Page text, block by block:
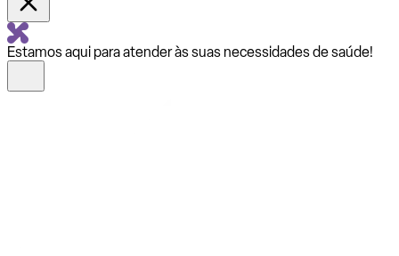
Estamos aqui para atender às suas necessidades de saúde!